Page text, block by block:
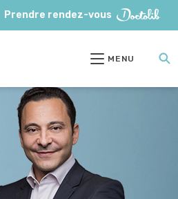
Prendre rendez-vous
MENU